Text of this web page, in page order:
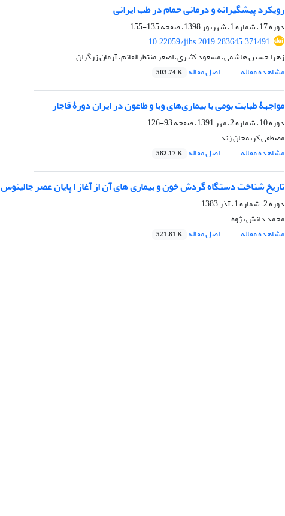
رویکرد پیشگیرانه و درمانی حمام در طب ایرانی
دوره 17، شماره 1، شهریور 1398، صفحه
135-155
10.22059/jihs.2019.283645.371491
زهرا حسین هاشمی، مسعود کثیری، اصغر منتظرالقائم، آرمان زرگران
مشاهده مقاله
اصل مقاله 503.74 K
مواجهۀ طبابت بومی با بیماری‌های وبا و طاعون در ایران دورۀ قاجار
دوره 10، شماره 2، مهر 1391، صفحه
93-126
مصطفی کریمخان زند
مشاهده مقاله
اصل مقاله 582.17 K
تاریخ شناخت دستگاه گردش خون و بیماری های آن از آغاز ا پایان عصر جالینوس
دوره 2، شماره 1، آذر 1383
محمد دانش پژوه
مشاهده مقاله
اصل مقاله 521.81 K